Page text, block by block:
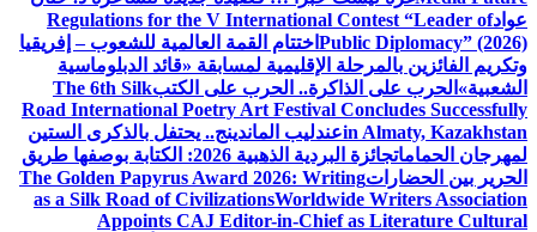
عوادRegulations for the V International Contest “Leader of
Public Diplomacy” (2026) اختتام القمة العالمية للشعوب – إفريقيا
وتكريم الفائزين بالمرحلة الإقليمية لمسابقة «قائد الدبلوماسية
الشعبية» الحرب على الذاكرة.. الحرب على الكتبThe 6th Silk
Road International Poetry Art Festival Concludes Successfully
in Almaty, Kazakhstanعندليب الماندينج.. يحتفل بالذكرى الستين
لمهرجان الحمامات
جائزة البردية الذهبية 2026: الكتابة بوصفها طريق
الحرير بين الحضاراتThe Golden Papyrus Award 2026: Writing
as a Silk Road of CivilizationsWorldwide Writers Association
Appoints CAJ Editor-in-Chief as Literature Cultural